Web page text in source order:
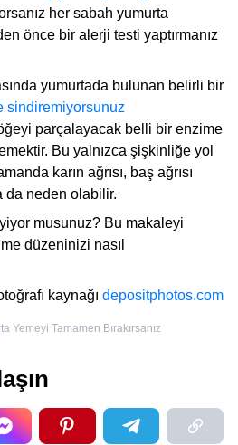
her sabah yumurta
önce bir alerji testi yaptırmanız
yumurtada bulunan belirli bir
sindiremiyorsunuz
parçalayacak belli bir enzime
Bu yalnızca şişkinliğe yol
karın ağrısı, baş ağrısı
da neden olabilir.
musunuz? Bu makaleyi
düzeninizi nasıl
kaynağı depositphotos.com
Yemeyi Tamamen Bırakırsanız